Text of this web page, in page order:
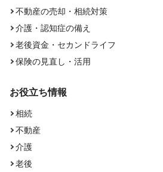
不動産の売却・相続対策
介護・認知症の備え
老後資金・セカンドライフ
保険の見直し・活用
お役立ち情報
相続
不動産
介護
老後